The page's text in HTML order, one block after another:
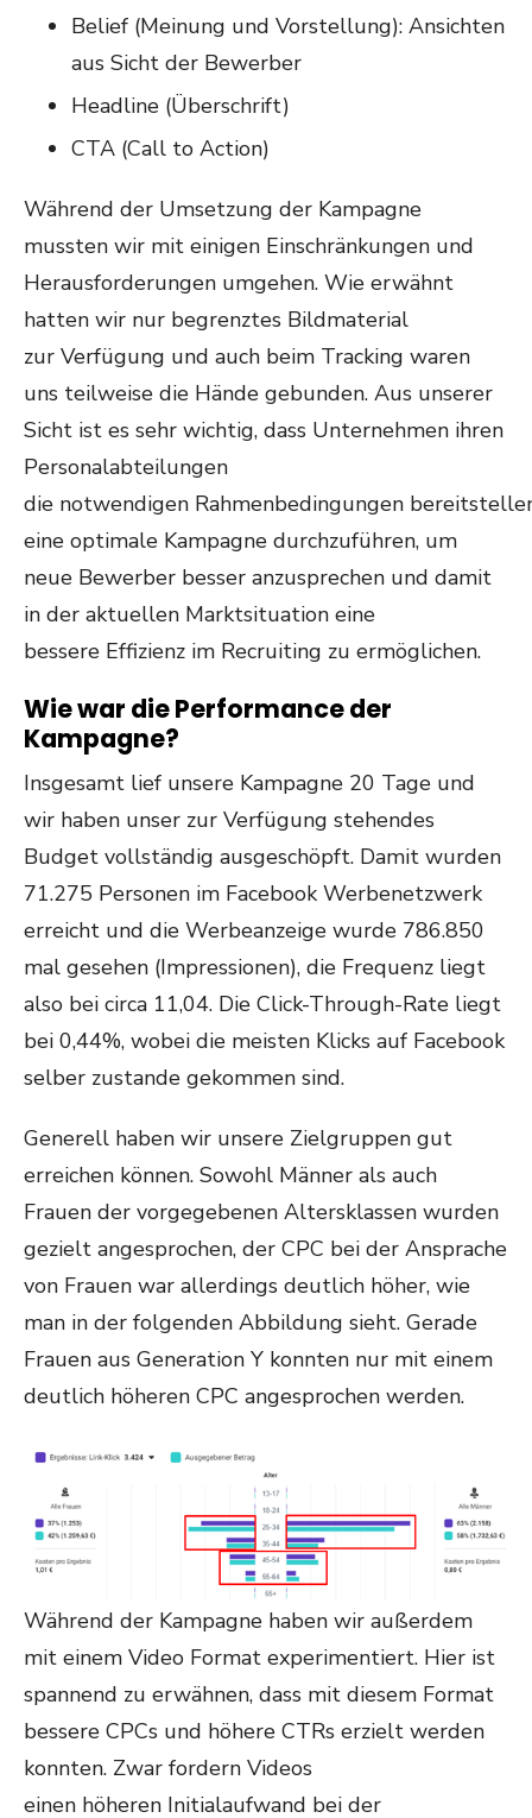
Belief (Meinung und Vorstellung): Ansichten
aus Sicht der Bewerber
Headline (Überschrift)
CTA (Call to Action)
Während der Umsetzung der Kampagne
mussten wir mit einigen Einschränkungen und
Herausforderungen umgehen. Wie erwähnt
hatten wir nur begrenztes Bildmaterial
zur Verfügung und auch beim Tracking waren
uns teilweise die Hände gebunden. Aus unserer
Sicht ist es sehr wichtig, dass Unternehmen ihren
Personalabteilungen
die notwendigen Rahmenbedingungen
eine optimale Kampagne durchzuführen, um
neue Bewerber besser anzusprechen und damit
in der aktuellen Marktsituation eine
bessere Effizienz im Recruiting zu ermöglichen.
Wie war die Performance der
Kampagne?
Insgesamt lief unsere Kampagne 20 Tage und
wir haben unser zur Verfügung stehendes
Budget vollständig ausgeschöpft. Damit wurden
71.275 Personen im Facebook Werbenetzwerk
erreicht und die Werbeanzeige wurde 786.850
mal gesehen (Impressionen), die Frequenz liegt
also bei circa 11,04. Die Click-Through-Rate liegt
bei 0,44%, wobei die meisten Klicks auf Facebook
selber zustande gekommen sind.
Generell haben wir unsere Zielgruppen gut
erreichen können. Sowohl Männer als auch
Frauen der vorgegebenen Altersklassen wurden
gezielt angesprochen, der CPC bei der Ansprache
von Frauen war allerdings deutlich höher, wie
man in der folgenden Abbildung sieht. Gerade
Frauen aus Generation Y konnten nur mit einem
deutlich höheren CPC angesprochen werden.
Während der Kampagne haben wir außerdem
mit einem Video Format experimentiert. Hier ist
spannend zu erwähnen, dass mit diesem Format
bessere CPCs und höhere CTRs erzielt werden
konnten. Zwar fordern Videos
einen höheren Initialaufwand bei der